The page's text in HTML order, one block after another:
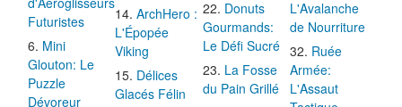
Futuristes
Mini
Glouton: Le
Puzzle
Dévoreur
ArchHero :
L'Épopée
Viking
Délices
Glacés Félin
Donuts
Gourmands:
Le Défi Sucré
La Fosse
du Pain Grillé
L'Avalanche
de Nourriture
Ruée
Armée:
L'Assaut